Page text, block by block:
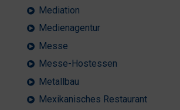
Mediation
Medienagentur
Messe
Messe-Hostessen
Metallbau
Mexikanisches Restaurant